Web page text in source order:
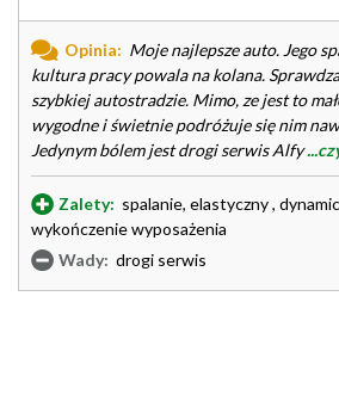
Opinia: Moje najlepsze auto. Jego
kultura pracy powala na kolana.
szybkiej autostradzie. Mimo, ze jest to
wygodne i świetnie podróżuje się nim
Jedynym bólem jest drogi serwis Alfy
Zalety: spalanie, elastyczny ,
wykończenie wyposażenia
Wady: drogi serwis